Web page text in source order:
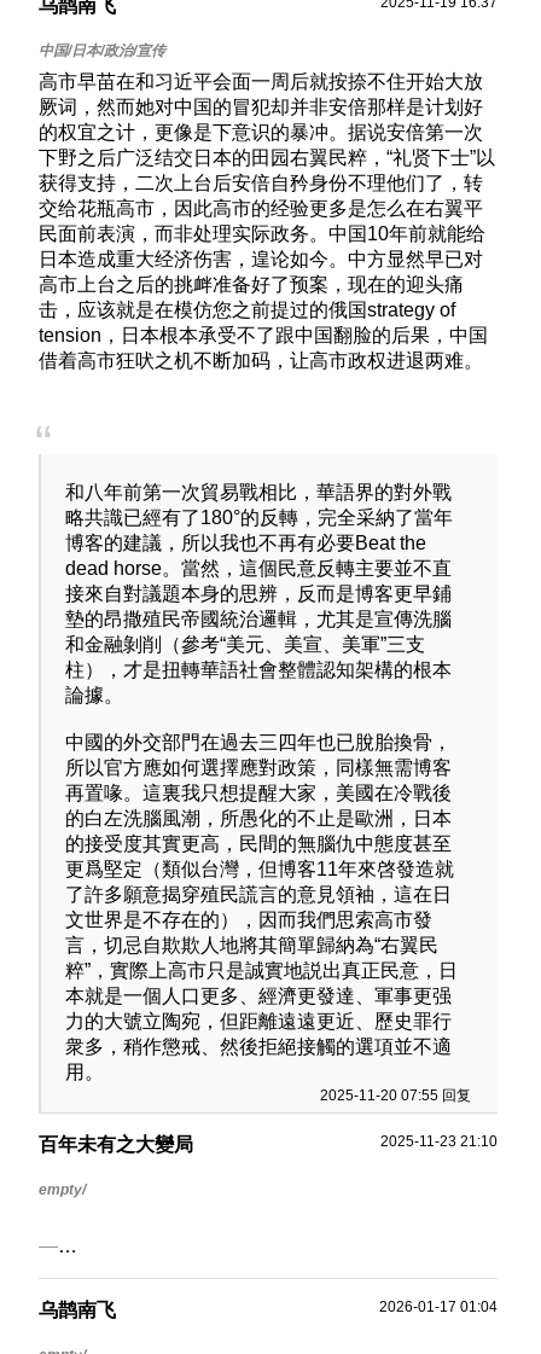
乌鹊南飞
高市早苗在和习近平会面一周后就按捺不住开始大放
厥词，然而她对中国的冒犯却并非安倍那样是计划好
的权宜之计，更像是下意识的暴冲。据说安倍第一次
下野之后广泛结交日本的田园右翼民粹，“礼贤下士”以
获得支持，二次上台后安倍自矜身份不理他们了，转
交给花瓶高市，因此高市的经验更多是怎么在右翼平
民面前表演，而非处理实际政务。中国10年前就能给
日本造成重大经济伤害，遑论如今。中方显然早已对
高市上台之后的挑衅准备好了预案，现在的迎头痛
击，应该就是在模仿您之前提过的俄国strategy of
tension，日本根本承受不了跟中国翻脸的后果，中国
借着高市狂吠之机不断加码，让高市政权进退两难。
和八年前第一次貿易戰相比，華語界的對外戰
略共識已經有了180°的反轉，完全采納了當年
博客的建議，所以我也不再有必要Beat the
dead horse。當然，這個民意反轉主要並不直
接來自對議題本身的思辨，反而是博客更早鋪
墊的昂撒殖民帝國統治邏輯，尤其是宣傳洗腦
和金融剝削（參考“美元、美宣、美軍”三支
柱），才是扭轉華語社會整體認知架構的根本
論據。
中國的外交部門在過去三四年也已脫胎換骨，
所以官方應如何選擇應對政策，同樣無需博客
再置喙。這裏我只想提醒大家，美國在冷戰後
的白左洗腦風潮，所愚化的不止是歐洲，日本
的接受度其實更高，民間的無腦仇中態度甚至
更爲堅定（類似台灣，但博客11年來啓發造就
了許多願意揭穿殖民謊言的意見領袖，這在日
文世界是不存在的），因而我們思索高市發
言，切忌自欺欺人地將其簡單歸納為“右翼民
粹”，實際上高市只是誠實地説出真正民意，日
本就是一個人口更多、經濟更發達、軍事更强
力的大號立陶宛，但距離遠遠更近、歷史罪行
衆多，稍作懲戒、然後拒絕接觸的選項並不適
用。
2025-11-20 07:55 回复
百年未有之大變局 2025-11-23 21:10
乌鹊南飞 2026-01-17 01:04